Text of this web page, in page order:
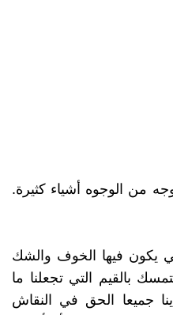
من الوجوه أشياء كثيرة.
يكون فيها الخوف والشك
بالقيم التي تجعلنا ما
جميعا الحق في النقاش